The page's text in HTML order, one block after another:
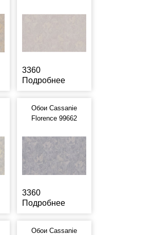
3360
Подробнее
Обои Cassanie
Florence 99662
3360
Подробнее
Обои Cassanie